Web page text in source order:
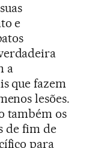
e
a
que fazem
lesões.
também os
de fim de
para